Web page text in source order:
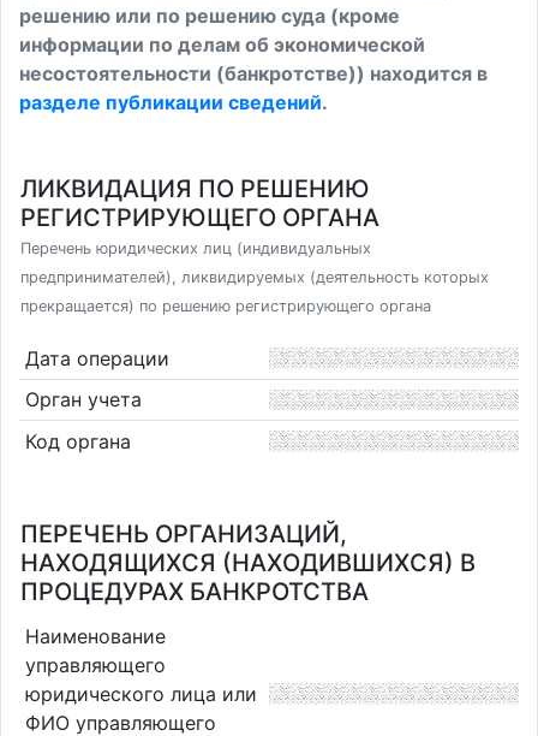
решению или по решению суда (кроме
информации по делам об экономической
несостоятельности (банкротстве)) находится в
разделе публикации сведений.
ЛИКВИДАЦИЯ ПО РЕШЕНИЮ
РЕГИСТРИРУЮЩЕГО ОРГАНА
Перечень юридических лиц (индивидуальных
предпринимателей), ликвидируемых (деятельность которых
прекращается) по решению регистрирующего органа
Дата операции
Орган учета
Код органа
ПЕРЕЧЕНЬ ОРГАНИЗАЦИЙ,
НАХОДЯЩИХСЯ (НАХОДИВШИХСЯ) В
ПРОЦЕДУРАХ БАНКРОТСТВА
Наименование
управляющего
юридического лица или
ФИО управляющего